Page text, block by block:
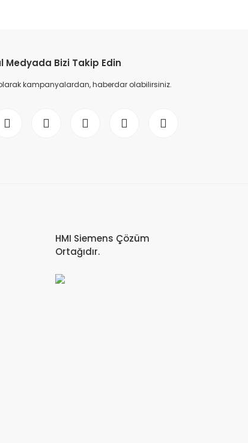
Medyada Bizi Takip Edin
kampanyalardan, haberdar olabilirsiniz.
HMI Siemens Çözüm
Ortağıdır.